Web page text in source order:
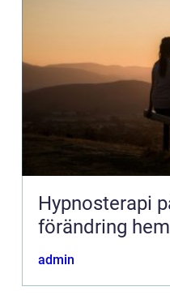
Hypnosterapi
förändring
admin